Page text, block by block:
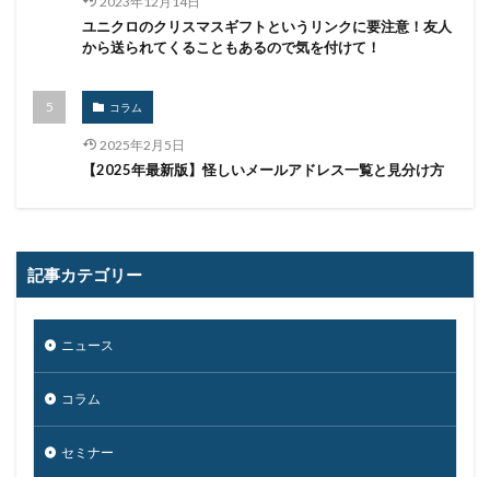
ユニクロのクリスマスギフトというリンクに要注意！友人
から送られてくることもあるので気を付けて！
コラム
2025年2月5日
【2025年最新版】怪しいメールアドレス一覧と見分け方
記事カテゴリー
ニュース
コラム
セミナー